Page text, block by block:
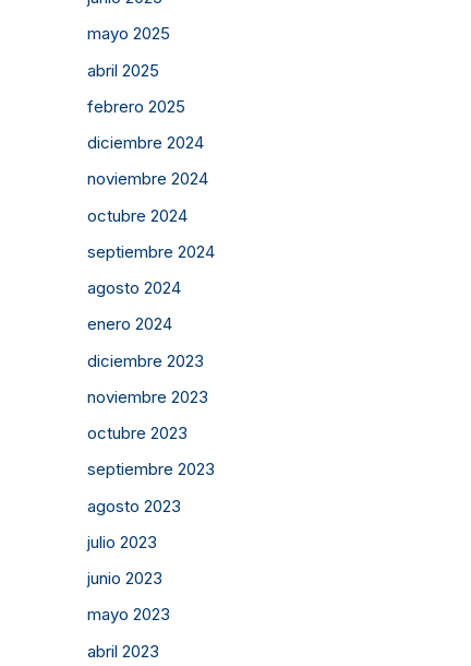
mayo 2025
abril 2025
febrero 2025
diciembre 2024
noviembre 2024
octubre 2024
septiembre 2024
agosto 2024
enero 2024
diciembre 2023
noviembre 2023
octubre 2023
septiembre 2023
agosto 2023
julio 2023
junio 2023
mayo 2023
abril 2023